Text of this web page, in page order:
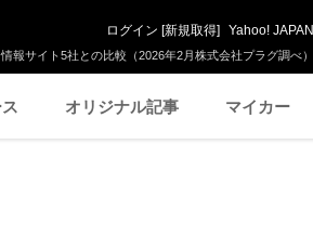
報サイト5社との比較（2026年2月株式会社プラグ調べ）
ログイン [新規取得] Yahoo! JAPAN
オリジナル記事 マイカー